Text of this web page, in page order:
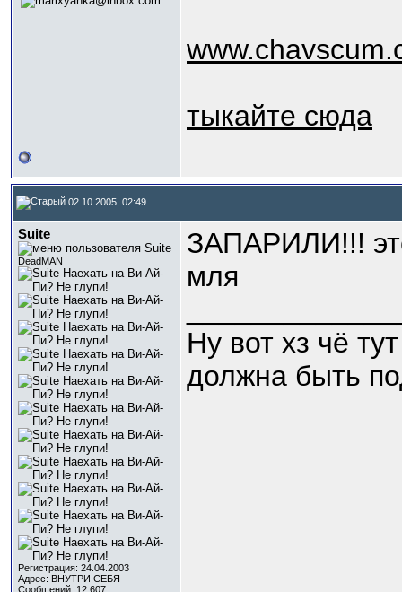
тыкайте сюда
02.10.2005, 02:49
Suite
DeadMAN
Регистрация: 24.04.2003
Адрес: ВНУТРИ СЕБЯ
Сообщений: 12,607
ЗАПАРИЛИ!!!
мля
Ну вот хз чё
должна быть